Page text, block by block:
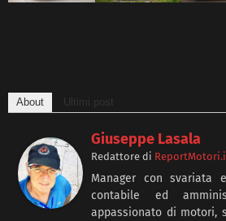
About Ultimi post
Giuseppe Lasala
Redattore di
Manager con svariata
contabile ed
appassionato di motori,